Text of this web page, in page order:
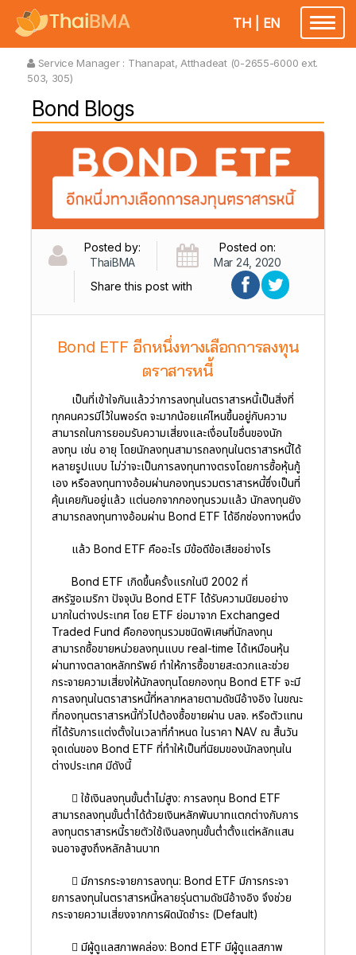
TH EN
Service Manager : Thanapat, Atthadeat (0-2655-6000 ext.
503, 305)
Bond Blogs
Posted by:
ThaiBMA
Posted on:
Mar 24, 2020
Share this post with
Bond ETF อีกหนึ่งทางเลือกการลงทุน
ตราสารหนี้
เป็นที่เข้าใจกันแล้วว่าการลงทุนในตราสารหนี้เป็นสิ่งที่
ทุกคนควรมีไว้ในพอร์ต จะมากน้อยแค่ไหนขึ้นอยู่กับความ
สามารถในการยอมรับความเสี่ยงและเงื่อนไขอื่นของนัก
ลงทุน เช่น อายุ โดยนักลงทุนสามารถลงทุนในตราสารหนี้ได้
หลายรูปแบบ ไม่ว่าจะเป็นการลงทุนทางตรงโดยการซื้อหุ้นกู้
เอง หรือลงทุนทางอ้อมผ่านกองทุนรวมตราสารหนี้ซึ่งเป็นที่
คุ้นเคยกันอยู่แล้ว แต่นอกจากกองทุนรวมแล้ว นักลงทุนยัง
สามารถลงทุนทางอ้อมผ่าน Bond ETF ได้อีกช่องทางหนึ่ง
แล้ว Bond ETF คืออะไร มีข้อดีข้อเสียอย่างไร
Bond ETF เกิดขึ้นครั้งแรกในปี 2002 ที่
สหรัฐอเมริกา ปัจจุบัน Bond ETF ได้รับความนิยมอย่าง
มากในต่างประเทศ โดย ETF ย่อมาจาก Exchanged
Traded Fund คือกองทุนรวมชนิดพิเศษที่นักลงทุน
สามารถซื้อขายหน่วยลงทุนแบบ real-time ได้เหมือนหุ้น
ผ่านทางตลาดหลักทรัพย์ ทำให้การซื้อขายสะดวกและช่วย
กระจายความเสี่ยงให้นักลงทุนโดยกองทุน Bond ETF จะมี
การลงทุนในตราสารหนี้ที่หลากหลายตามดัชนีอ้างอิง ในขณะ
ที่กองทุนตราสารหนี้ทั่วไปต้องซื้อขายผ่าน บลจ. หรือตัวแทน
ที่ได้รับการแต่งตั้งในเวลาที่กำหนด ในราคา NAV ณ สิ้นวัน
จุดเด่นของ Bond ETF ที่ทำให้เป็นที่นิยมของนักลงทุนใน
ต่างประเทศ มีดังนี้
 ใช้เงินลงทุนขั้นต่ำไม่สูง: การลงทุน Bond ETF
สามารถลงทุนขั้นต่ำได้ด้วยเงินหลักพันบาทแตกต่างกับการ
ลงทุนตราสารหนี้รายตัวใช้เงินลงทุนขั้นต่ำตั้งแต่หลักแสน
จนอาจสูงถึงหลักล้านบาท
 มีการกระจายการลงทุน: Bond ETF มีการกระจา
ยการลงทุนในตราสารหนี้หลายรุ่นตามดัชนีอ้างอิง จึงช่วย
กระจายความเสี่ยงจากการผิดนัดชำระ (Default)
 มีผู้ดูแลสภาพคล่อง: Bond ETF มีผู้ดูแลสภาพ